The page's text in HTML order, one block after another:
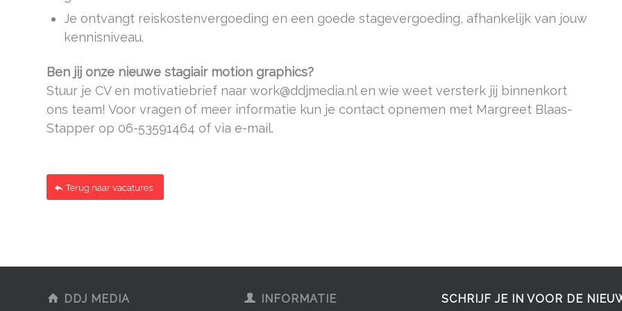
Je ontvangt reiskostenvergoeding en een goede stagevergoeding, afhankelijk van jouw
kennisniveau.
Ben jij onze nieuwe stagiair motion graphics?
Stuur je CV en motivatiebrief naar work@ddjmedia.nl en wie weet versterk jij binnenkort
ons team! Voor vragen of meer informatie kun je contact opnemen met Margreet Blaas-
Stapper op 06-53591464 of via e-mail.
Terug naar vacatures
DDJ MEDIA INFORMATIE SCHRIJF JE IN VOOR DE